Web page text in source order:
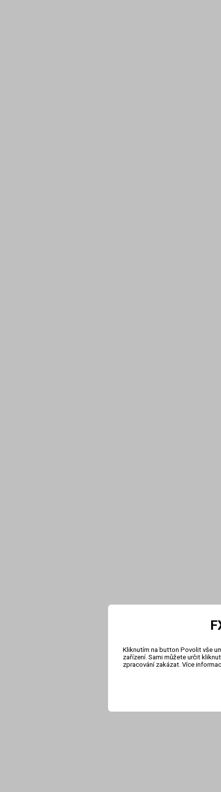
Kliknutím na button Povolit vše
zařízení. Sami můžete určit
zpracování zakázat. Více